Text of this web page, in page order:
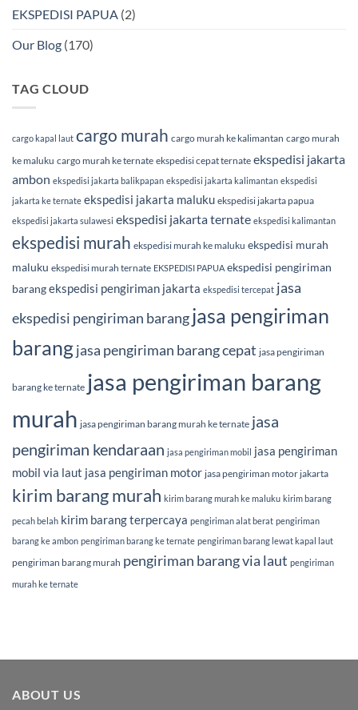
EKSPEDISI PAPUA (2)
Our Blog (170)
TAG CLOUD
cargo kapal laut cargo murah cargo murah ke kalimantan cargo murah
ke maluku cargo murah ke ternate ekspedisi cepat ternate ekspedisi jakarta
ambon ekspedisi jakarta balikpapan ekspedisi jakarta kalimantan ekspedisi
jakarta ke ternate ekspedisi jakarta maluku ekspedisi jakarta papua
ekspedisi jakarta sulawesi ekspedisi jakarta ternate ekspedisi kalimantan
ekspedisi murah ekspedisi murah ke maluku ekspedisi murah
maluku ekspedisi murah ternate EKSPEDISI PAPUA ekspedisi pengiriman
barangekspedisi pengiriman jakarta ekspedisi tercepat jasa
ekspedisi pengiriman barangjasa pengiriman
barangjasa pengiriman barang cepat jasa pengiriman
barang ke ternate jasa pengiriman barang
murah jasa pengiriman barang murah ke ternate jasa
pengiriman kendaraan jasa pengiriman mobil
jasa pengiriman
mobil via laut jasa pengiriman motor jasa pengiriman motor jakarta
kirim barang murah kirim barang murah ke maluku kirim barang
pecah belah kirim barang terpercaya pengiriman alat berat pengiriman
barang ke ambon pengiriman barang ke ternate pengiriman barang lewat kapal laut
pengiriman barang murah pengiriman barang via laut pengiriman
murah ke ternate
ABOUT US